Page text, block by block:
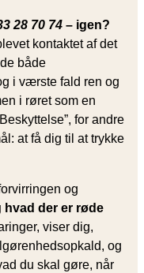
28 70 74 – igen?
kontaktet af det
både
i værste fald ren og
i røret som en
for andre
at få dig til at trykke
og
hvad der er røde
viser dig,
og
du skal gøre, når